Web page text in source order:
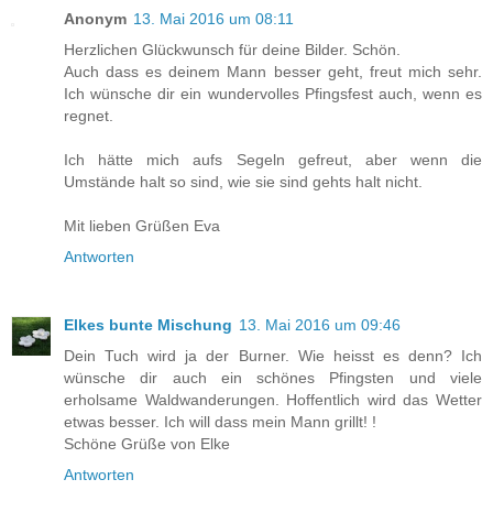
Anonym 13. Mai 2016 um 08:11
Herzlichen Glückwunsch für deine Bilder. Schön.
Auch dass es deinem Mann besser geht, freut mich sehr.
Ich wünsche dir ein wundervolles Pfingsfest auch, wenn es
regnet.
Ich hätte mich aufs Segeln gefreut, aber wenn die
Umstände halt so sind, wie sie sind gehts halt nicht.
Mit lieben Grüßen Eva
Antworten
Elkes bunte Mischung 13. Mai 2016 um 09:46
Dein Tuch wird ja der Burner. Wie heisst es denn? Ich
wünsche dir auch ein schönes Pfingsten und viele
erholsame Waldwanderungen. Hoffentlich wird das Wetter
etwas besser. Ich will dass mein Mann grillt! !
Schöne Grüße von Elke
Antworten